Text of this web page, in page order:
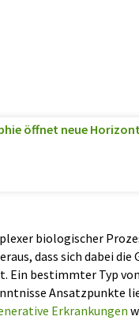
öffnet neue
biologischer
dass sich dabei
Ein bestimmter Typ von
Ansatzpunkte
Erkrankungen